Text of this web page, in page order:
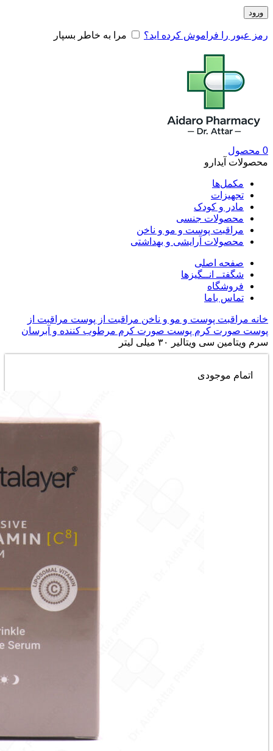
ورود
رمز عبور را فراموش کرده اید؟ مرا به خاطر بسپار
0 محصول
محصولات آیدارو
مکمل‌ها
تجهیزات
مادر و کودک
محصولات جنسی
مراقبت پوست و مو و ناخن
محصولات آرایشی و بهداشتی
صفحه اصلی
شگفتــ انــگیزها
فروشگاه
تماس باما
خانه مراقبت پوست و مو و ناخن مراقبت از پوست مراقبت از
پوست صورت کرم پوست صورت کرم مرطوب کننده و آبرسان
سرم ویتامین سی ویتالیر ۳۰ میلی لیتر
اتمام موجودی